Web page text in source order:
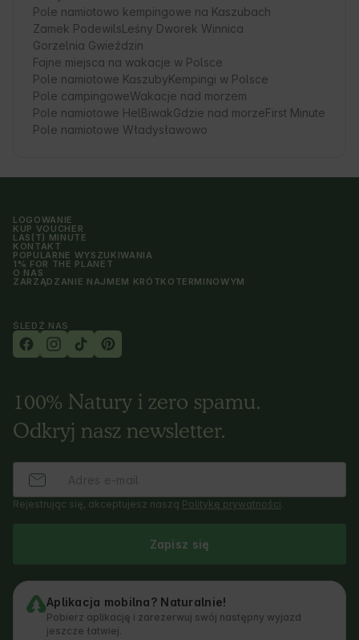
Pole namiotowo kempingowe na Kaszubach
Zamek PodewilsLeśny Dworek Winnica
Gorzelnia Gwieździn
Fajne miejsca na wakacje w Polsce
Pole namiotowe KaszubyKempingi w Polsce
Pole campingoweWakacje nad morzem
Pole namiotowe HelBiwakGdzie nad morzeFirst Minute
Pole namiotowe Władysławowo
LOGOWANIE
KUP VOUCHER
LAS(T) MINUTE
KONTAKT
POPULARNE WYSZUKIWANIA
1% FOR THE PLANET
O NAS
ZARZĄDZANIE NAJMEM KRÓTKOTERMINOWYM
ŚLEDŹ NAS
100% Natury i zero spamu.
Odkryj nasz newsletter.
Rejestrując się, akceptujesz naszą Politykę prywatności.
Zapisz się
Aplikacja mobilna? Naturalnie!
Pobierz aplikację i zarezerwuj swój następny wyjazd
jeszcze łatwiej.